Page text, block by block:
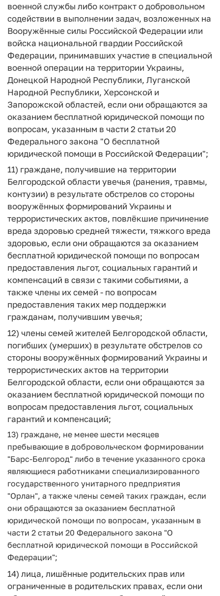
военной службы либо контракт о добровольном
содействии в выполнении задач, возложенных на
Вооружённые силы Российской Федерации или
войска национальной гвардии Российской
Федерации, принимавших участие в специальной
военной операции на территории Украины,
Донецкой Народной Республики, Луганской
Народной Республики, Херсонской и
Запорожской областей, если они обращаются за
оказанием бесплатной юридической помощи по
вопросам, указанным в части 2 статьи 20
Федерального закона "О бесплатной
юридической помощи в Российской Федерации";
11) граждане, получившие на территории
Белгородской области увечья (ранения, травмы,
контузии) в результате обстрелов со стороны
вооружённых формирований Украины и
террористических актов, повлёкшие причинение
вреда здоровью средней тяжести, тяжкого вреда
здоровью, если они обращаются за оказанием
бесплатной юридической помощи по вопросам
предоставления льгот, социальных гарантий и
компенсаций в связи с такими событиями, а
также члены их семей - по вопросам
предоставления таких мер поддержки
гражданам, получившим увечья;
12) члены семей жителей Белгородской области,
погибших (умерших) в результате обстрелов со
стороны вооружённых формирований Украины и
террористических актов на территории
Белгородской области, если они обращаются за
оказанием бесплатной юридической помощи по
вопросам предоставления льгот, социальных
гарантий и компенсаций;
13) граждане, не менее шести месяцев
пребывающие в добровольческом формировании
"Барс-Белгород" либо в течение указанного срока
являющиеся работниками специализированного
государственного унитарного предприятия
"Орлан", а также члены семей таких граждан, если
они обращаются за оказанием бесплатной
юридической помощи по вопросам, указанным в
части 2 статьи 20 Федерального закона "О
бесплатной юридической помощи в Российской
Федерации";
14) лица, лишённые родительских прав или
ограниченные в родительских правах, если они